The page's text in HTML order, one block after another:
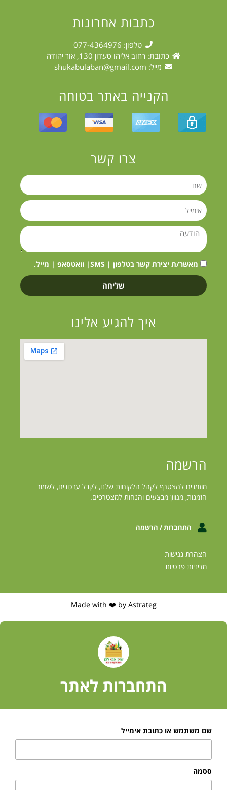
כתבות אחרונות
טלפון: 077-4364976
כתובת: רחוב אליהו סעדון 130, אור יהודה
מייל: shukabulaban@gmail.com
הקנייה באתר בטוחה
צרו קשר
מאשר/ת יצירת קשר בטלפון | SMS| וואטסאפ | מייל.
שליחה
איך להגיע אלינו
הרשמה
מוזמנים להצטרף לקהל הלקוחות שלנו, לקבל עדכונים, לשמור
הזמנות, מגווון מבצעים והנחות למצטרפים.
התחברות / הרשמה
הצהרת נגישות
מדיניות פרטיות
Made with ❤️ by Astrateg
התחברות לאתר
שם משתמש או כתובת אימייל
ססמה